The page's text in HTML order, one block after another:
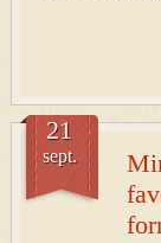
21
sept.